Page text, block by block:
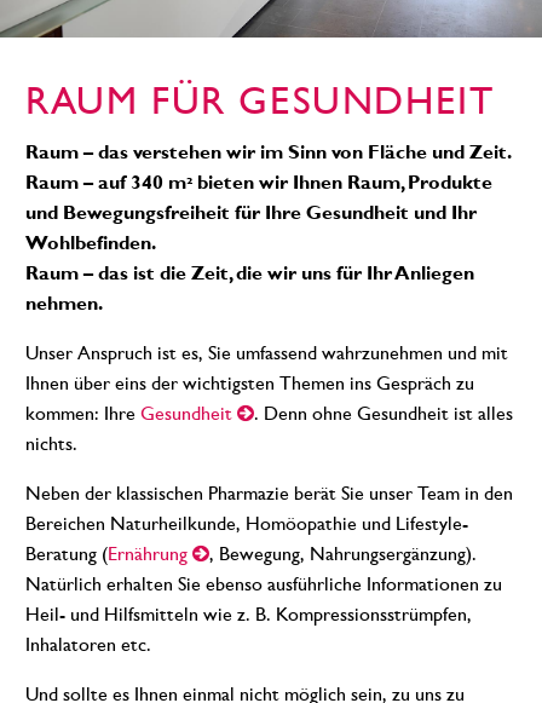
RAUM FÜR GESUNDHEIT
Raum – das verstehen wir im Sinn von Fläche und Zeit.
Raum – auf 340 m² bieten wir Ihnen Raum, Produkte
und Bewegungsfreiheit für Ihre Gesundheit und Ihr
Wohlbefinden.
Raum – das ist die Zeit, die wir uns für Ihr Anliegen
nehmen.
Unser Anspruch ist es, Sie umfassend wahrzunehmen und mit
Ihnen über eins der wichtigsten Themen ins Gespräch zu
kommen: Ihre Gesundheit
. Denn ohne Gesundheit ist alles
nichts.
Neben der klassischen Pharmazie berät Sie unser Team in den
Bereichen Naturheilkunde, Homöopathie und Lifestyle-
Beratung (Ernährung
, Bewegung, Nahrungsergänzung).
Natürlich erhalten Sie ebenso ausführliche Informationen zu
Heil- und Hilfsmitteln wie z. B. Kompressionsstrümpfen,
Inhalatoren etc.
Und sollte es Ihnen einmal nicht möglich sein, zu uns zu